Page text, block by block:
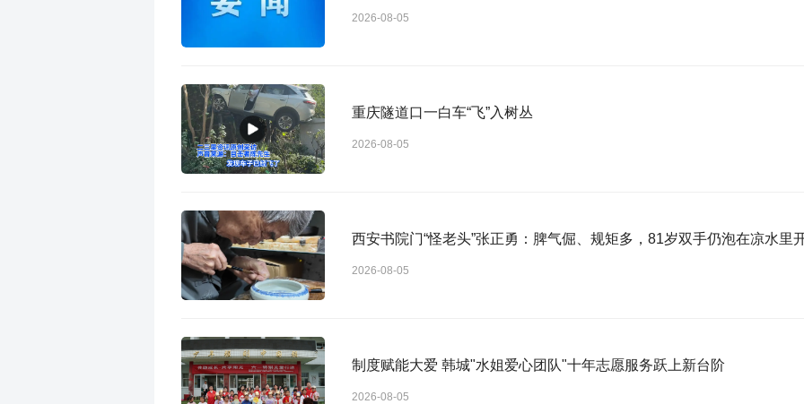
2026-08-05
重庆隧道口一白车“飞”入树丛
2026-08-05
西安书院门“怪老头”张正勇：脾气倔、规矩多，81岁双手仍泡在凉水里
2026-08-05
制度赋能大爱 韩城"水姐爱心团队"十年志愿服务跃上新台阶
2026-08-05